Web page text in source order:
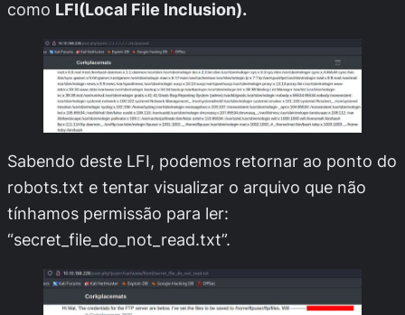
como LFI(Local File Inclusion).
Sabendo deste LFI, podemos retornar ao ponto do
robots.txt e tentar visualizar o arquivo que não
tínhamos permissão para ler:
“secret_file_do_not_read.txt”.